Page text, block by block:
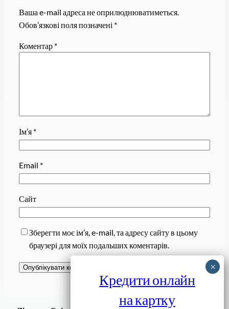
Ваша e-mail адреса не оприлюднюватиметься.
Обов’язкові поля позначені *
Коментар *
Ім’я *
Email *
Сайт
Зберегти моє ім’я, e-mail, та адресу сайту в цьому
браузері для моїх подальших коментарів.
Завантажити
Кредити онлайн
на картку